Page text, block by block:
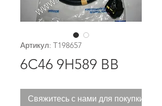
Артикул: T198657
6C46 9H589 BB
Свяжитесь с нами для покупки